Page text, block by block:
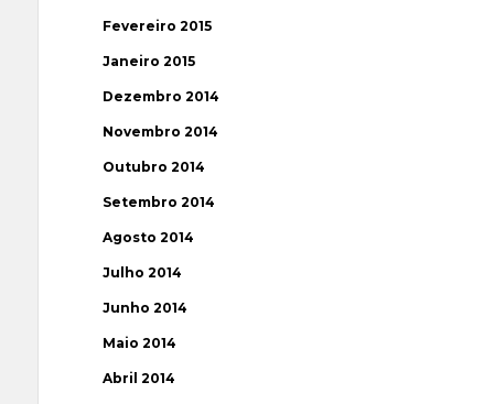
Fevereiro 2015
Janeiro 2015
Dezembro 2014
Novembro 2014
Outubro 2014
Setembro 2014
Agosto 2014
Julho 2014
Junho 2014
Maio 2014
Abril 2014